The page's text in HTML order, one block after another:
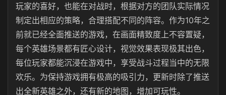
玩家的喜好，也能在对战时，根据对方的团队实际情况
制定出相应的策略，合理搭配不同的阵容。作为10年之
前就已经全面推送的游戏，在画面精致度上不容置疑，
每个英雄场景都有匠心设计，视觉效果表现极其出色，
每位玩家都能沉浸在游戏中，享受战斗过程当中的无限
欢乐。为保持游戏拥有极高的吸引力，更新时除了推送
出全新英雄之外，还有新的地图，增加可玩性。